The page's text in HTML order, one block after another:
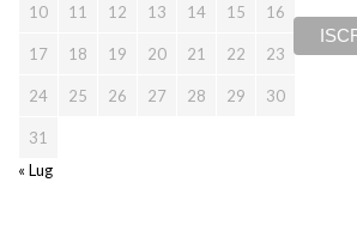
10 11 12 13 14 15 16
17 18 19 20 21 22 23
24 25 26 27 28 29 30
31
« Lug